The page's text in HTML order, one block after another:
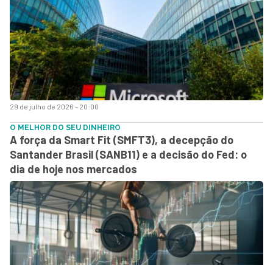
29 de julho de 2026 - 20:00
O MELHOR DO SEU DINHEIRO
A força da Smart Fit (SMFT3), a decepção do
Santander Brasil (SANB11) e a decisão do Fed: o
dia de hoje nos mercados